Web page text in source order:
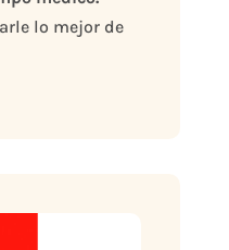
lo mejor de